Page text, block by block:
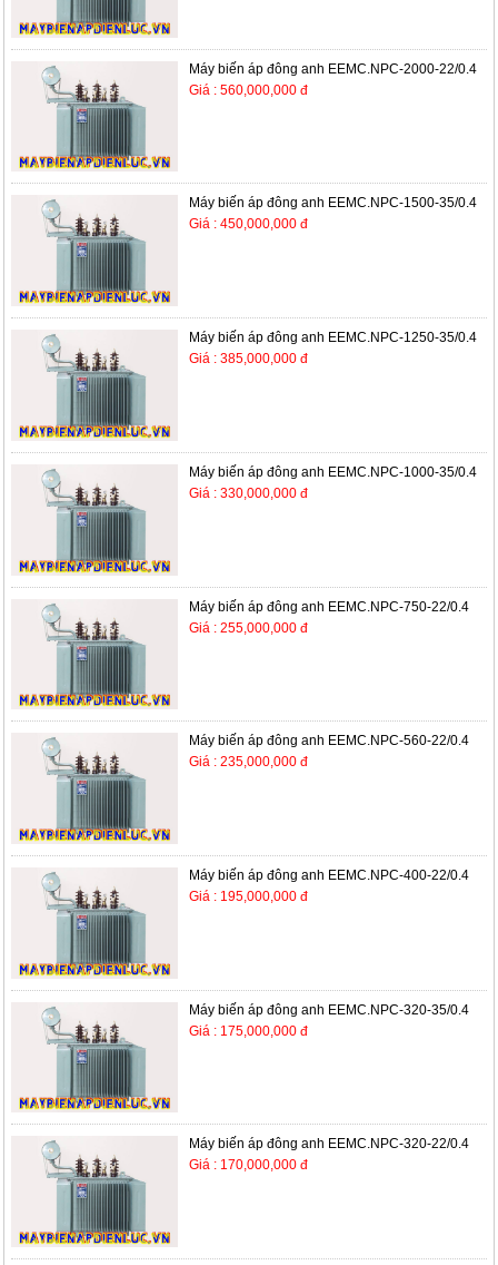
Máy biến áp đông anh EEMC.NPC-2000-22/0.4
Giá : 560,000,000 đ
Máy biến áp đông anh EEMC.NPC-1500-35/0.4
Giá : 450,000,000 đ
Máy biến áp đông anh EEMC.NPC-1250-35/0.4
Giá : 385,000,000 đ
Máy biến áp đông anh EEMC.NPC-1000-35/0.4
Giá : 330,000,000 đ
Máy biến áp đông anh EEMC.NPC-750-22/0.4
Giá : 255,000,000 đ
Máy biến áp đông anh EEMC.NPC-560-22/0.4
Giá : 235,000,000 đ
Máy biến áp đông anh EEMC.NPC-400-22/0.4
Giá : 195,000,000 đ
Máy biến áp đông anh EEMC.NPC-320-35/0.4
Giá : 175,000,000 đ
Máy biến áp đông anh EEMC.NPC-320-22/0.4
Giá : 170,000,000 đ